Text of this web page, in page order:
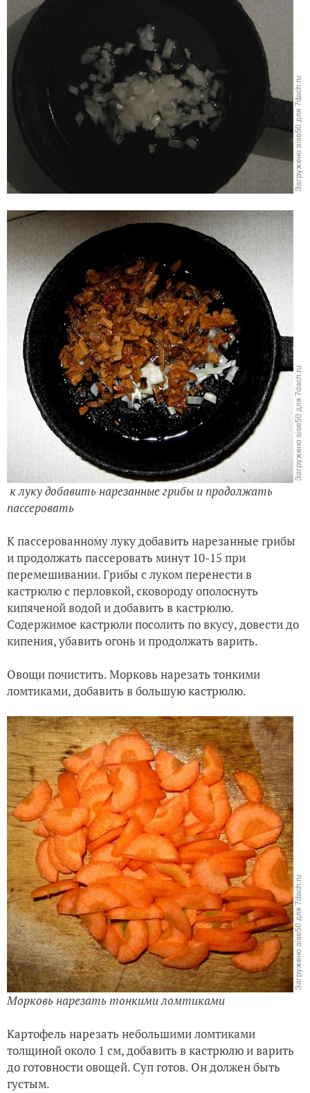
к луку добавить нарезанные грибы и продолжать
пассеровать
К пассерованному луку добавить нарезанные грибы
и продолжать пассеровать минут 10-15 при
перемешивании. Грибы с луком перенести в
кастрюлю с перловкой, сковороду ополоснуть
кипяченой водой и добавить в кастрюлю.
Содержимое кастрюли посолить по вкусу, довести до
кипения, убавить огонь и продолжать варить.
Овощи почистить. Морковь нарезать тонкими
ломтиками, добавить в большую кастрюлю.
Морковь нарезать тонкими ломтиками
Картофель нарезать небольшими ломтиками
толщиной около 1 см, добавить в кастрюлю и варить
до готовности овощей. Суп готов. Он должен быть
густым.